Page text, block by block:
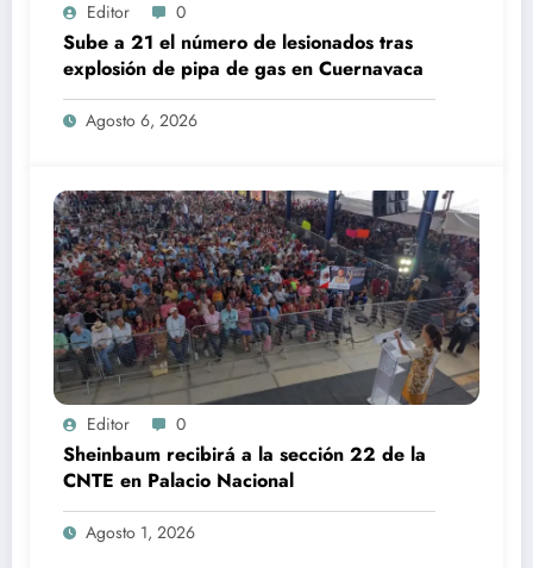
Editor 0
Sube a 21 el número de lesionados tras
explosión de pipa de gas en Cuernavaca
Agosto 6, 2026
Editor 0
Sheinbaum recibirá a la sección 22 de la
CNTE en Palacio Nacional
Agosto 1, 2026